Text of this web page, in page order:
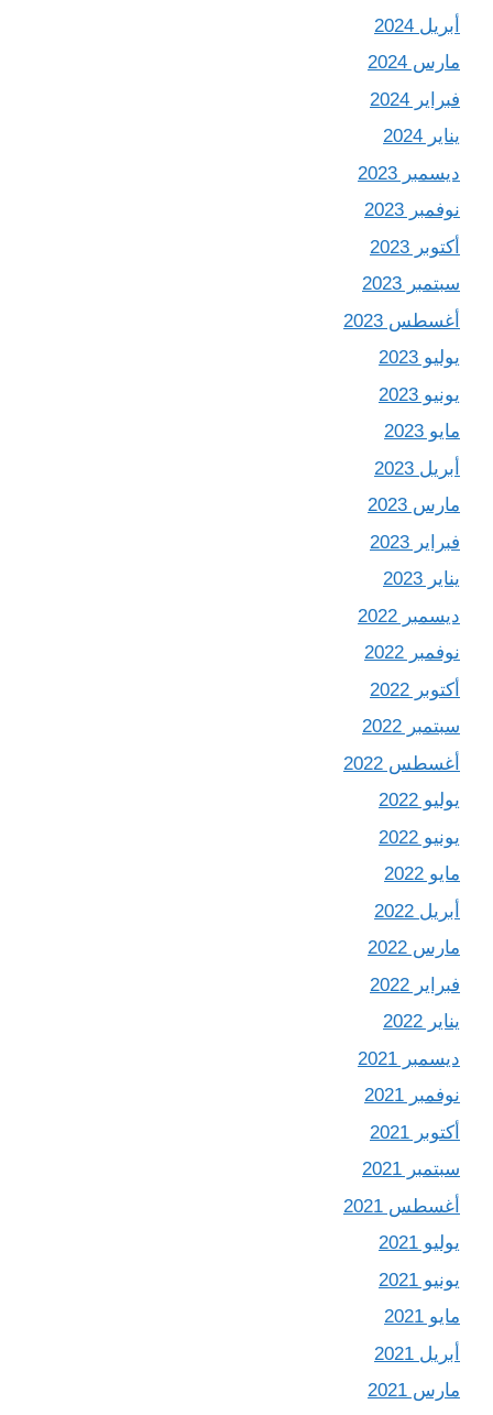
أبريل 2024
مارس 2024
فبراير 2024
يناير 2024
ديسمبر 2023
نوفمبر 2023
أكتوبر 2023
سبتمبر 2023
أغسطس 2023
يوليو 2023
يونيو 2023
مايو 2023
أبريل 2023
مارس 2023
فبراير 2023
يناير 2023
ديسمبر 2022
نوفمبر 2022
أكتوبر 2022
سبتمبر 2022
أغسطس 2022
يوليو 2022
يونيو 2022
مايو 2022
أبريل 2022
مارس 2022
فبراير 2022
يناير 2022
ديسمبر 2021
نوفمبر 2021
أكتوبر 2021
سبتمبر 2021
أغسطس 2021
يوليو 2021
يونيو 2021
مايو 2021
أبريل 2021
مارس 2021